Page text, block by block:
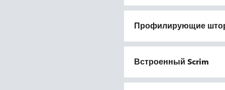
Профилирующие
Встроенный Scrim